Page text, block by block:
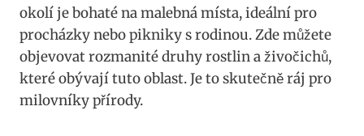
okolí je bohaté na malebná místa, ideální pro
procházky nebo pikniky s rodinou. Zde můžete
objevovat rozmanité druhy rostlin a živočichů,
které obývají tuto oblast. Je to skutečně ráj pro
milovníky přírody.